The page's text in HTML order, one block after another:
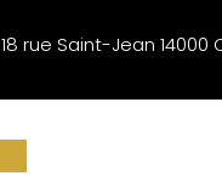
18 rue Saint-Jean 14000